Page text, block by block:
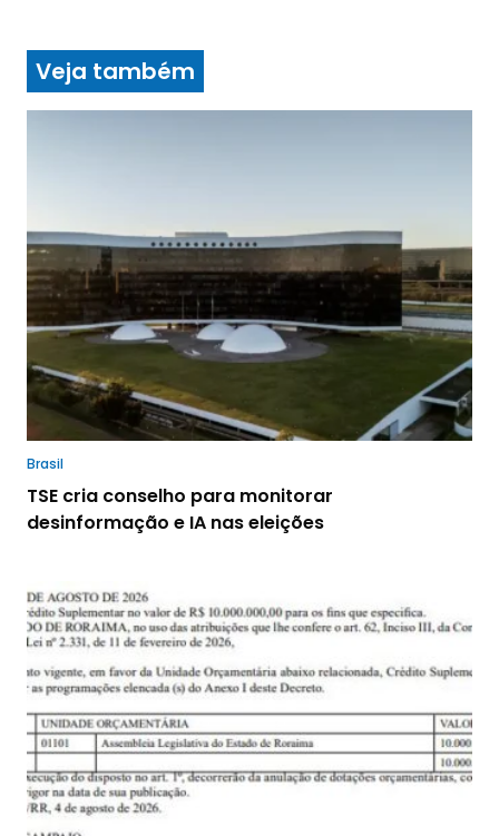
Veja também
Brasil
TSE cria conselho para monitorar
desinformação e IA nas eleições